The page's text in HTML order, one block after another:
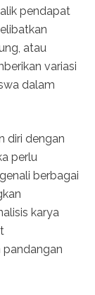
pendapat
atau
variasi
dalam
diri dengan
perlu
berbagai
karya
pandangan